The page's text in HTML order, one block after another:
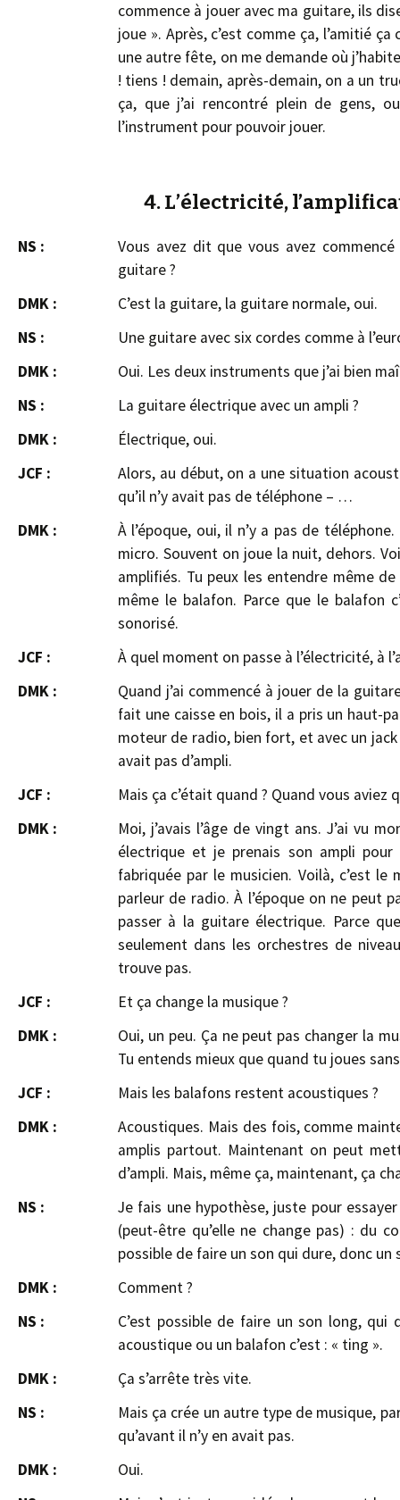
commence à jouer avec ma guitare, ils
joue ». Après, c’est comme ça, l’amitié
une autre fête, on me demande où
! tiens ! demain, après-demain, on a un
ça, que j’ai rencontré plein de gens,
l’instrument pour pouvoir jouer.
4. L’électricité,
NS :
Vous avez dit que vous avez
guitare ?
DMK :
C’est la guitare, la guitare normale, oui.
NS :
Une guitare avec six cordes comme à
DMK :
Oui. Les deux instruments que j’ai bien
NS :
La guitare électrique avec un ampli ?
DMK :
Électrique, oui.
JCF :
Alors, au début, on a une situation
qu’il n’y avait pas de téléphone – …
DMK :
À l’époque, oui, il n’y a pas de
micro. Souvent on joue la nuit, dehors.
amplifiés. Tu peux les entendre même
même le balafon. Parce que le balafon
sonorisé.
JCF :
À quel moment on passe à l’électricité, à
DMK :
Quand j’ai commencé à jouer de la
fait une caisse en bois, il a pris un haut-
moteur de radio, bien fort, et avec un
avait pas d’ampli.
JCF :
Mais ça c’était quand ? Quand vous aviez
DMK :
Moi, j’avais l’âge de vingt ans. J’ai vu
électrique et je prenais son ampli pour
fabriquée par le musicien. Voilà, c’est
parleur de radio. À l’époque on ne peut
passer à la guitare électrique. Parce
seulement dans les orchestres de
trouve pas.
JCF :
Et ça change la musique ?
DMK :
Oui, un peu. Ça ne peut pas changer la
Tu entends mieux que quand tu joues
JCF :
Mais les balafons restent acoustiques ?
DMK :
Acoustiques. Mais des fois, comme
amplis partout. Maintenant on peut
d’ampli. Mais, même ça, maintenant, ça
NS :
Je fais une hypothèse, juste pour
(peut-être qu’elle ne change pas) : du
possible de faire un son qui dure, donc un
DMK :
Comment ?
NS :
C’est possible de faire un son long,
acoustique ou un balafon c’est : « ting ».
DMK :
Ça s’arrête très vite.
NS :
Mais ça crée un autre type de musique,
qu’avant il n’y en avait pas.
DMK :
Oui.